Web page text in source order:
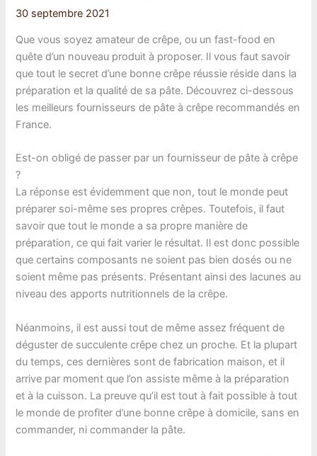
30 septembre 2021
Que vous soyez amateur de crêpe, ou un fast-food en
quête d’un nouveau produit à proposer. Il vous faut savoir
que tout le secret d’une bonne crêpe réussie réside dans la
préparation et la qualité de sa pâte. Découvrez ci-dessous
les meilleurs fournisseurs de pâte à crêpe recommandés en
France.
Est-on obligé de passer par un fournisseur de pâte à crêpe
?
La réponse est évidemment que non, tout le monde peut
préparer soi-même ses propres crêpes. Toutefois, il faut
savoir que tout le monde a sa propre manière de
préparation, ce qui fait varier le résultat. Il est donc possible
que certains composants ne soient pas bien dosés ou ne
soient même pas présents. Présentant ainsi des lacunes au
niveau des apports nutritionnels de la crêpe.
Néanmoins, il est aussi tout de même assez fréquent de
déguster de succulente crêpe chez un proche. Et la plupart
du temps, ces dernières sont de fabrication maison, et il
arrive par moment que l’on assiste même à la préparation
et à la cuisson. La preuve qu’il est tout à fait possible à tout
le monde de profiter d’une bonne crêpe à domicile, sans en
commander, ni commander la pâte.